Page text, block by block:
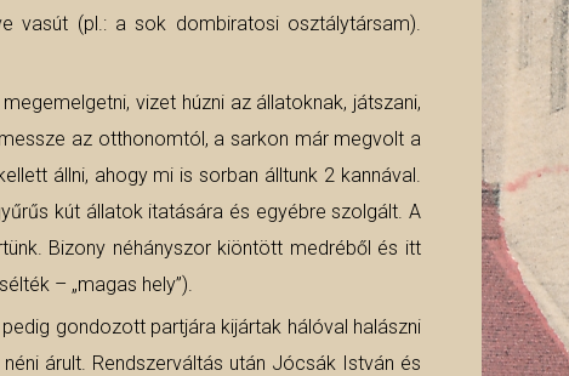
vasút (pl.: a sok dombiratosi osztálytársam).
vizet húzni az állatoknak, játszani,
az otthonomtól, a sarkon már megvolt a
állni, ahogy mi is sorban álltunk 2 kannával.
kút állatok itatására és egyébre szolgált. A
Bizony néhányszor kiöntött medréből és itt
– „magas hely”).
gondozott partjára kijártak hálóval halászni
árult. Rendszerváltás után Jócsák István és